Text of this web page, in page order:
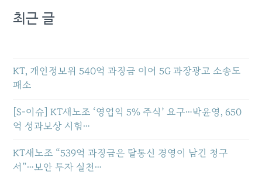
최근 글
KT, 개인정보위 540억 과징금 이어 5G 과장광고 소송도
패소
[S-이슈] KT새노조 ‘영업익 5% 주식’ 요구…박윤영, 650
억 성과보상 시험…
KT새노조 “539억 과징금은 탈통신 경영이 남긴 청구
서”…보안 투자 실천…